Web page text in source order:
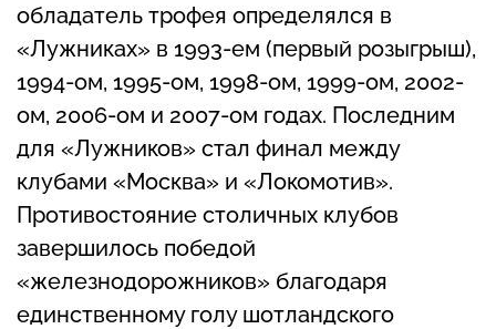
обладатель трофея определялся в
«Лужниках» в 1993-ем (первый розыгрыш),
1994-ом, 1995-ом, 1998-ом, 1999-ом, 2002-
ом, 2006-ом и 2007-ом годах. Последним
для «Лужников» стал финал между
клубами «Москва» и «Локомотив».
Противостояние столичных клубов
завершилось победой
«железнодорожников» благодаря
единственному голу шотландского